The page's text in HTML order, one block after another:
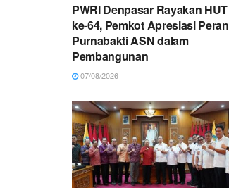
PWRI Denpasar Rayakan HUT
ke-64, Pemkot Apresiasi Peran
Purnabakti ASN dalam
Pembangunan
07/08/2026